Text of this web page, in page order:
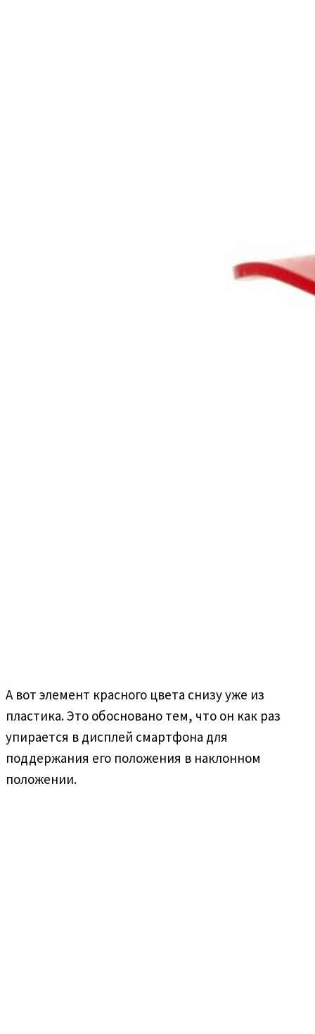
А вот элемент красного цвета снизу уже из
пластика. Это обосновано тем, что он как раз
упирается в дисплей смартфона для
поддержания его положения в наклонном
положении.